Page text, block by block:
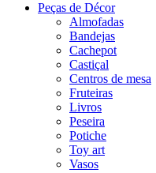
Peças de Décor
Almofadas
Bandejas
Cachepot
Castiçal
Centros de mesa
Fruteiras
Livros
Peseira
Potiche
Toy art
Vasos